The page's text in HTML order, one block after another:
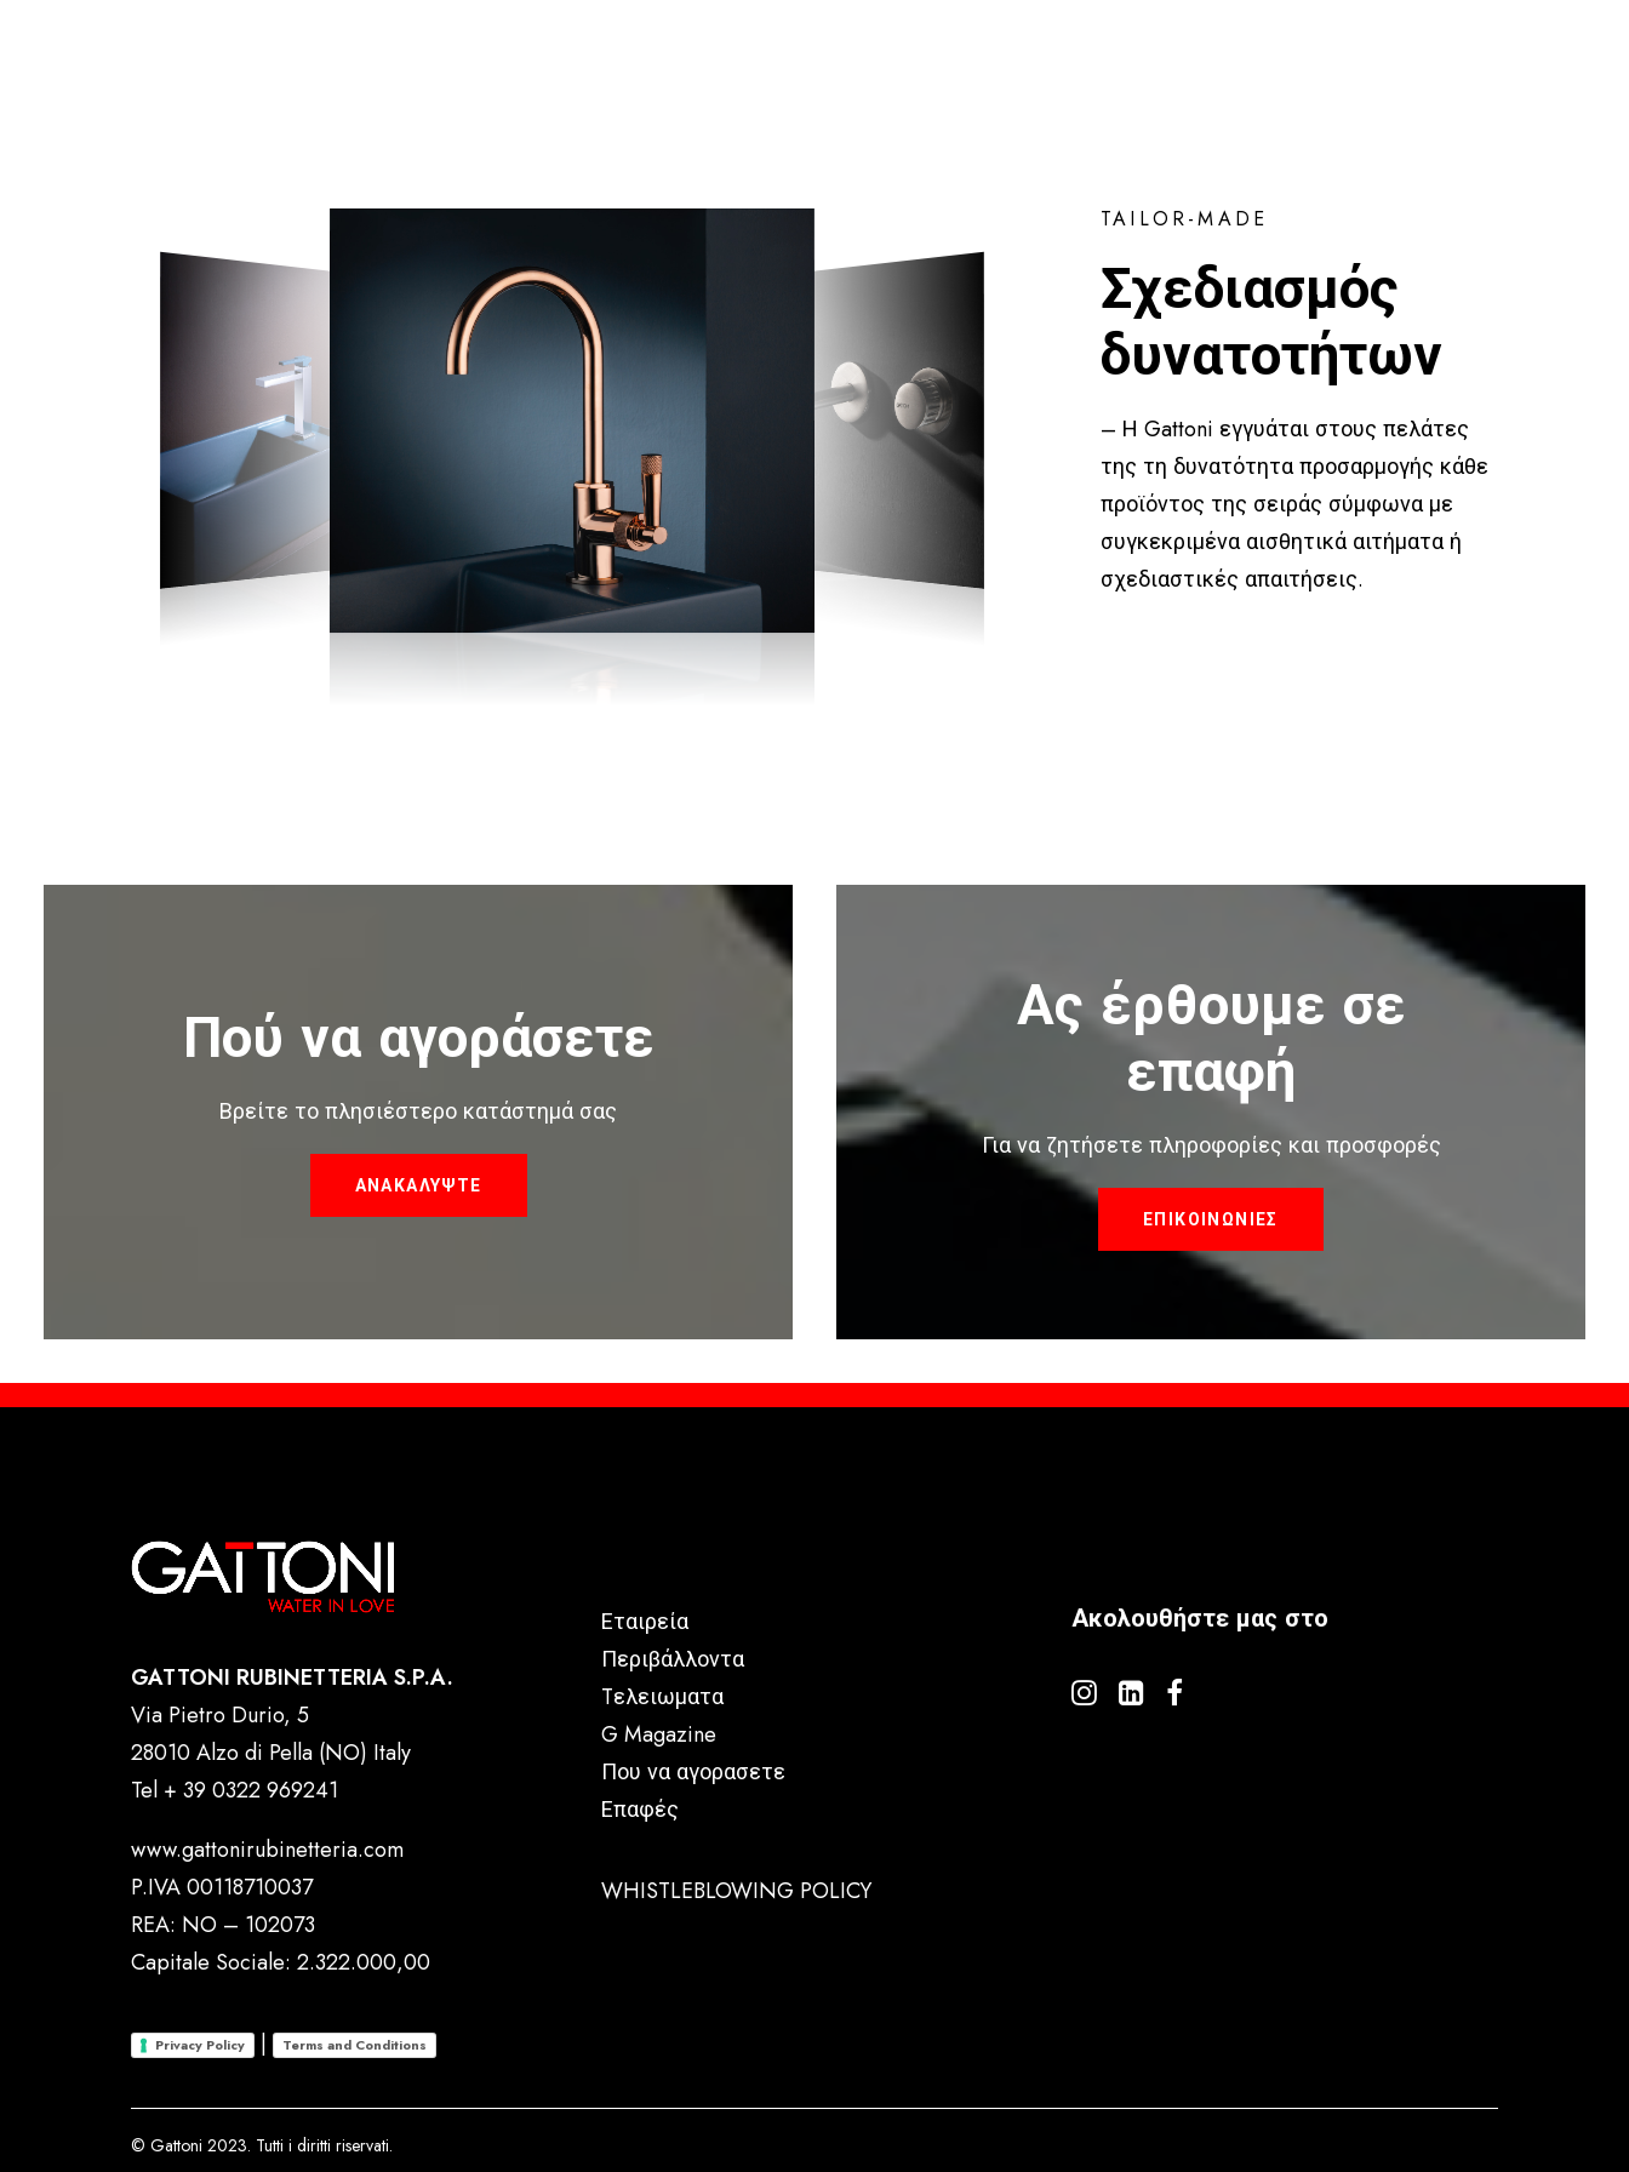
TAILOR-MADE
Σχεδιασμός
δυνατοτήτων
– Η Gattoni εγγυάται στους πελάτες
της τη δυνατότητα προσαρμογής κάθε
προϊόντος της σειράς σύμφωνα με
συγκεκριμένα αισθητικά αιτήματα ή
σχεδιαστικές απαιτήσεις.
Πού να αγοράσετε
Βρείτε το πλησιέστερο κατάστημά σας
ΑΝΑΚΑΛΥΨΤΕ
Ας έρθουμε σε
επαφή
Για να ζητήσετε πληροφορίες και προσφορές
ΕΠΙΚΟΙΝΩΝΙΕΣ
GATTONI RUBINETTERIA S.P.A.
Via Pietro Durio, 5
28010 Alzo di Pella (NO) Italy
Tel + 39 0322 969241
www.gattonirubinetteria.com
P.IVA 00118710037
REA: NO – 102073
Capitale Sociale: 2.322.000,00
Privacy Policy | Terms and Conditions
Εταιρεία
Περιβάλλοντα
Tελειωματα
G Magazine
Που να αγορασετε
Επαφές
WHISTLEBLOWING POLICY
Ακολουθήστε μας στο
© Gattoni 2023. Tutti i diritti riservati.